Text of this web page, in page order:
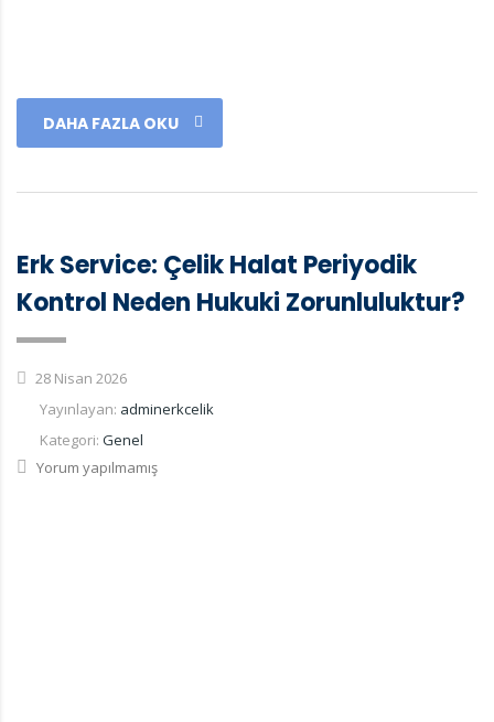
DAHA FAZLA OKU
Erk Service: Çelik Halat Periyodik
Kontrol Neden Hukuki Zorunluluktur?
28 Nisan 2026
Yayınlayan: adminerkcelik
Kategori: Genel
Yorum yapılmamış